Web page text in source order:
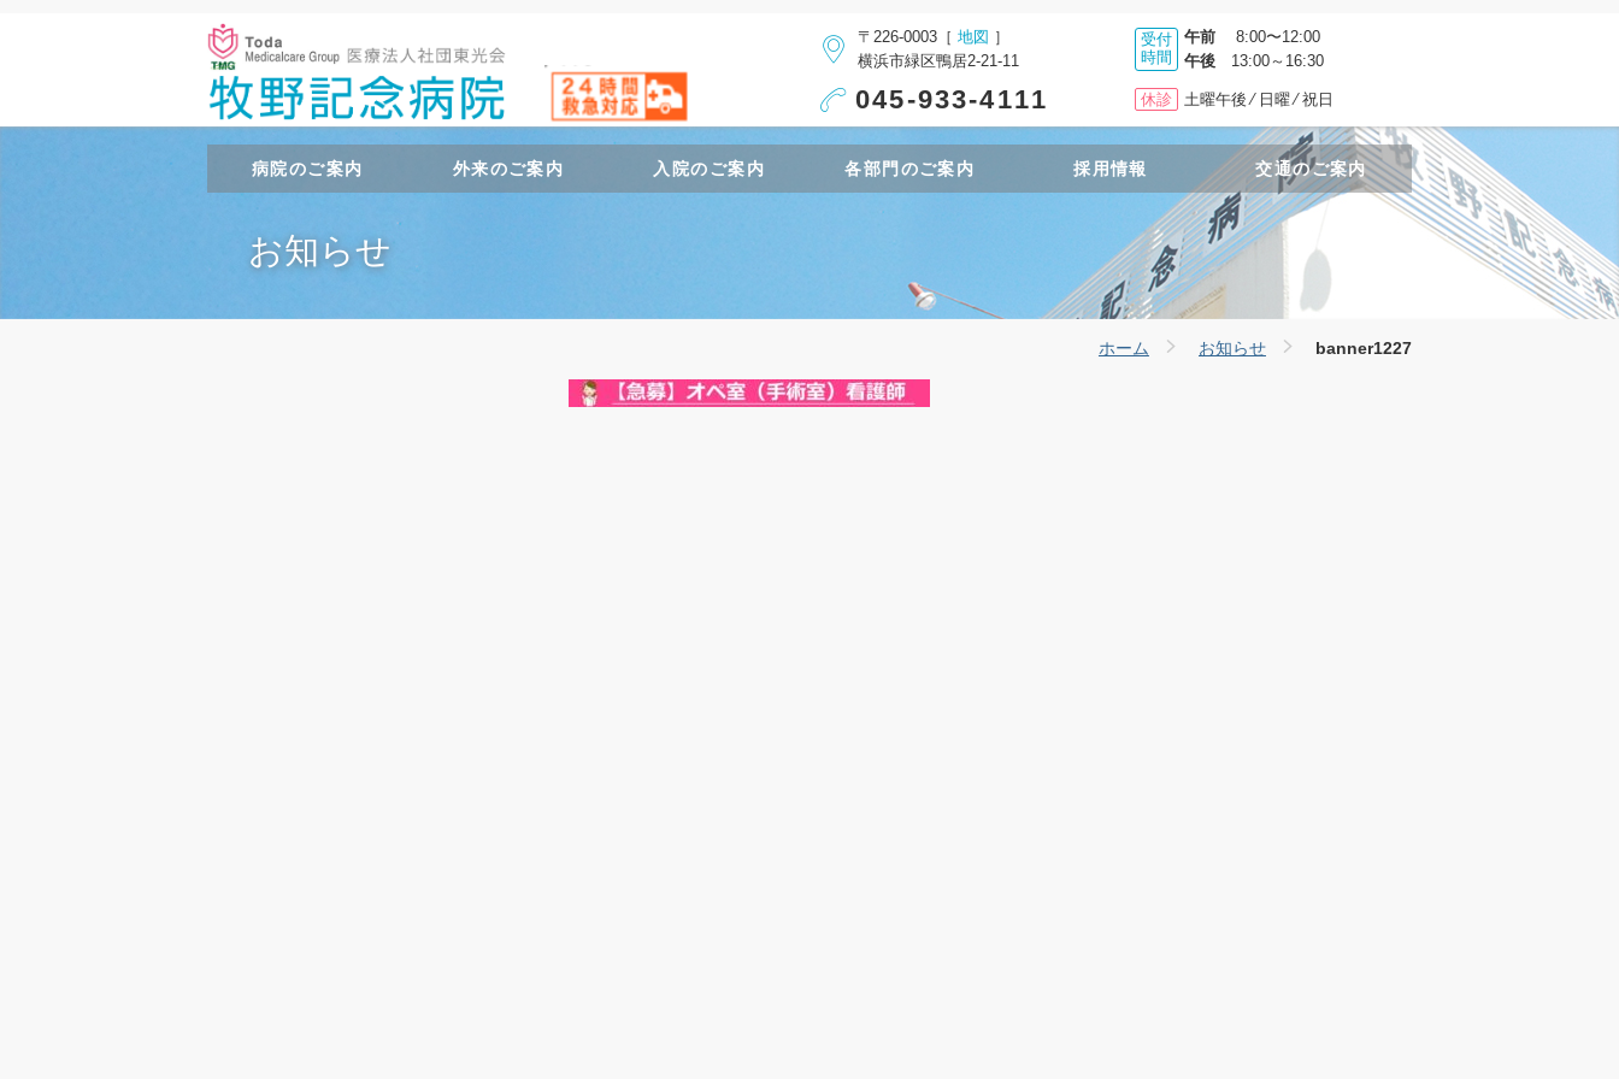
〒226-0003［ 地図 ］
横浜市緑区鴨居2-21-11
045-933-4111
受付
時間
午前 8:00〜12:00
午後 13:00～16:30
休診 土曜午後 ⁄ 日曜 ⁄ 祝日
病院のご案内 外来のご案内 入院のご案内 各部門のご案内 採用情報 交通のご案内
お知らせ
ホーム お知らせ banner1227